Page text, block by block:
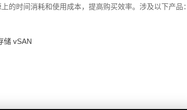
的时间消耗和使用成本，提高购买效率。涉及以下产品：
储 vSAN